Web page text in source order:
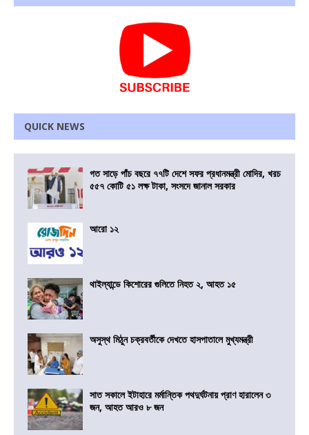
QUICK NEWS
গত সাড়ে পাঁচ বছরে ৭৭টি দেশে সফর প্রধানমন্ত্রী মোদির, খরচ
৫৫৭ কোটি ৫১ লক্ষ টাকা, সংসদে জানাল সরকার
আরো ১২
থাইল্যান্ডে কিশোরের গুলিতে নিহত ২, আহত ১৫
অসুস্থ মিঠুন চক্রবর্তীকে দেখতে হাসপাতালে মুখ্যমন্ত্রী
সাত সকালে ইটাহারে মর্মান্তিক পথদুর্ঘটনায় প্রাণ হারালেন ৩
জন, আহত আরও ৮ জন